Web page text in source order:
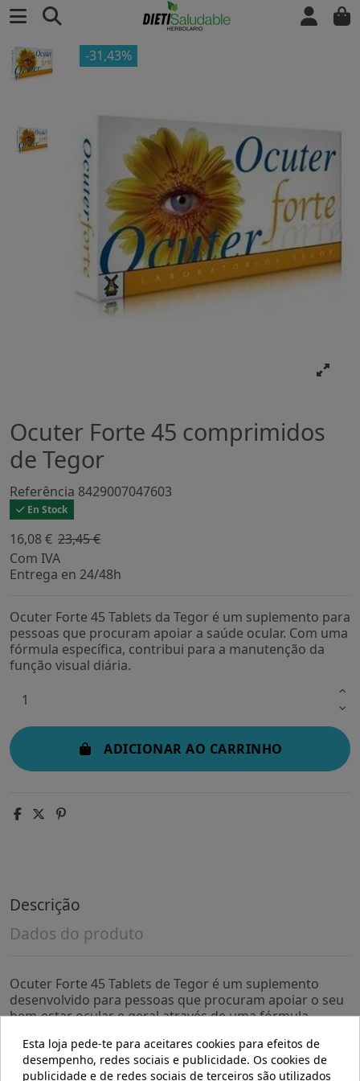
-31,43%
Ocuter Forte 45 comprimidos
de Tegor
Referência 8429007047603
En Stock
16,08 € 23,45 €
Com IVA
Entrega en 24/48h
Ocuter Forte 45 Tablets da Tegor é um suplemento para
pessoas que procuram apoiar a saúde ocular. Com uma
fórmula específica, contribui para a manutenção da
função visual diária.
ADICIONAR AO CARRINHO
Descrição
Dados do produto
Ocuter Forte 45 Tablets de Tegor é um suplemento
desenvolvido para pessoas que procuram apoiar o seu
bem-estar ocular e geral através de uma fórmula
deseja manter uma rotina de cuidados diários com
ingredientes selecionados para contribuir com seu
Esta loja pede-te para aceitares cookies para efeitos de
desempenho, redes sociais e publicidade. Os cookies de
publicidade e de redes sociais de terceiros são utilizados